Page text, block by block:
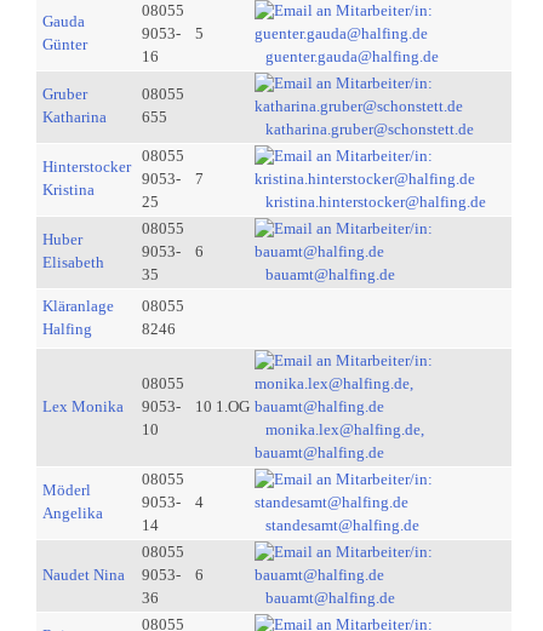
Gauda
Günter
08055
9053-
16
5
guenter.gauda@halfing.de
Gruber
Katharina
08055
655
katharina.gruber@schonstett.de
Hinterstocker
Kristina
08055
9053-
25
7
kristina.hinterstocker@halfing.de
Huber
Elisabeth
08055
9053-
35
6
bauamt@halfing.de
Kläranlage
Halfing
08055
8246
Lex Monika
08055
9053-
10
10 1.OG
monika.lex@halfing.de,
bauamt@halfing.de
Möderl
Angelika
08055
9053-
14
4
standesamt@halfing.de
Naudet Nina
08055
9053-
36
6
bauamt@halfing.de
08055